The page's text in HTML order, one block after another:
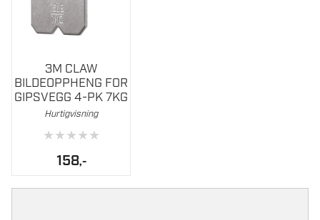
3M CLAW
BILDEOPPHENG FOR
GIPSVEGG 4-PK 7KG
Hurtigvisning
★★★★★
158,-